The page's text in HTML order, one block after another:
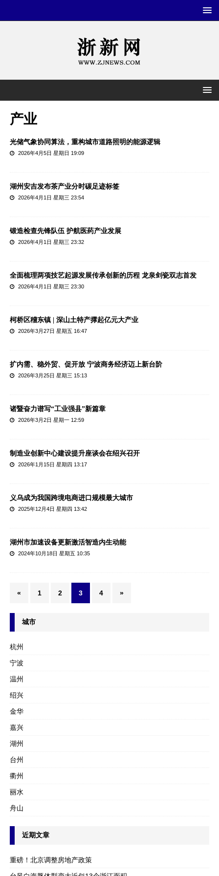
产业
光储气象协同算法，重构城市道路照明的能源逻辑
2026年4月5日 星期日 19:09
湖州安吉发布茶产业分时碳足迹标签
2026年4月1日 星期三 23:54
锻造检查先锋队伍 护航医药产业发展
2026年4月1日 星期三 23:32
全面梳理两项技艺起源发展传承创新的历程 龙泉剑瓷双志首发
2026年4月1日 星期三 23:30
柯桥区稽东镇 | 深山土特产撑起亿元大产业
2026年3月27日 星期五 16:47
扩内需、稳外贸、促开放 宁波商务经济迈上新台阶
2026年3月25日 星期三 15:13
诸暨奋力谱写“工业强县”新篇章
2026年3月2日 星期一 12:59
制造业创新中心建设提升座谈会在绍兴召开
2026年1月15日 星期四 13:17
义乌成为我国跨境电商进口规模最大城市
2025年12月4日 星期四 13:42
湖州市加速设备更新激活智造内生动能
2024年10月18日 星期五 10:35
« 1 2 3 4 »
城市
杭州
宁波
温州
绍兴
金华
嘉兴
湖州
台州
衢州
丽水
舟山
近期文章
重磅！北京调整房地产政策